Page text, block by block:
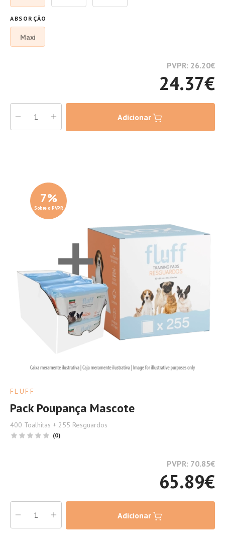
ABSORÇÃO
Maxi
PVPR: 26.20€
24.37€
Adicionar
7%
Sobre o PVPR
FLUFF
Pack Poupança Mascote
400 Toalhitas + 255 Resguardos
(0)
PVPR: 70.85€
65.89€
Adicionar